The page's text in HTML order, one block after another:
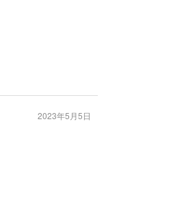
2023年5月5日